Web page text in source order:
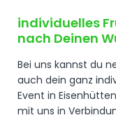
individuelles
nach Deinen
Bei uns kannst du
auch dein ganz
Event in
mit uns in